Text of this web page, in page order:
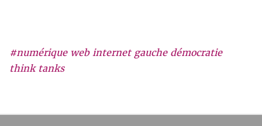
#numérique web internet gauche démocratie
think tanks